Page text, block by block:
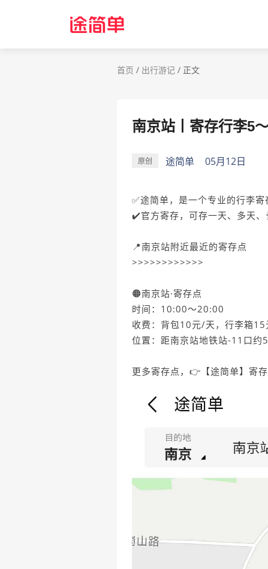
首页 / 出行游记 / 正文
南京站丨寄存行李5
原创 途简单 05月12日
✅途简单，是一个专业的行李
✔️官方寄存，可存一天、多天、
📍南京站附近最近的寄存点
>>>>>>>>>>>>
🟠南京站·寄存点
时间：10:00～20:00
收费：背包10元/天，行李箱15
位置：距南京站地铁站-11口约
更多寄存点，👉【途简单】寄